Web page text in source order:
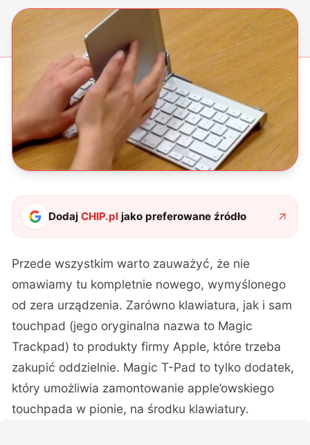
DodajCHIP.pl jako preferowane źródło
Przede wszystkim warto zauważyć, że nie
omawiamy tu kompletnie nowego, wymyślonego
od zera urządzenia. Zarówno klawiatura, jak i sam
touchpad (jego oryginalna nazwa to Magic
Trackpad) to produkty firmy Apple, które trzeba
zakupić oddzielnie. Magic T-Pad to tylko dodatek,
który umożliwia zamontowanie apple’owskiego
touchpada w pionie, na środku klawiatury.